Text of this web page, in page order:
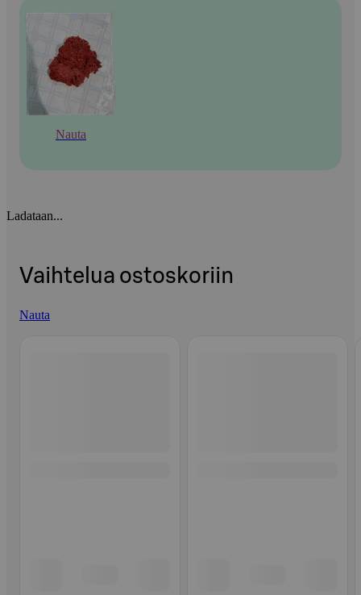
Nauta
Ladataan...
Vaihtelua ostoskoriin
Nauta